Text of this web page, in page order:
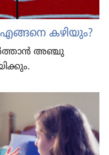
എങ്ങനെ കഴിയും?
അഞ്ചു